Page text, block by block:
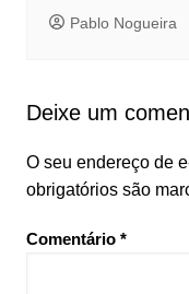
Pablo Nogueira
Deixe um
O seu endereço de
obrigatórios são
Comentário *